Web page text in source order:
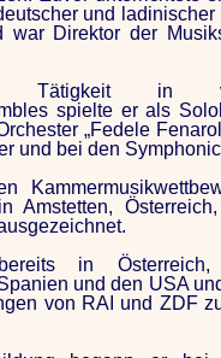
und
war Direktor der
Tätigkeit in
spielte er als
„Fedele
und bei den
Amstetten,
in Österreich,
und den USA
von RAI und ZDF